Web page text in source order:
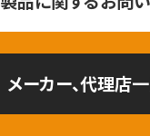
メーカー、代理店